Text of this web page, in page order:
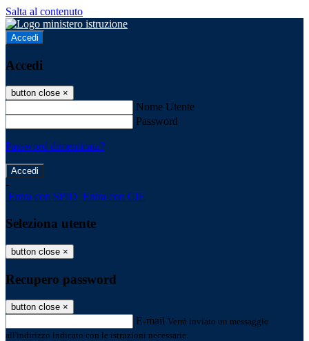
Salta al contenuto
Accedi
Accedi
button close ×
Nome Utente
Password
Password dimenticata?
-
Entra con SPID Entra con CIE
Seleziona utente
button close ×
Recupero password
button close ×
E-mail Verrà inviato un messaggio
all'indirizzo indicato con le istruzioni necessarie.